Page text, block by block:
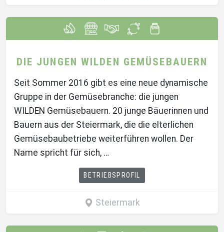
DIE JUNGEN WILDEN GEMÜSEBAUERN
Seit Sommer 2016 gibt es eine neue dynamische
Gruppe in der Gemüsebranche: die jungen
WILDEN Gemüsebauern. 20 junge Bäuerinnen und
Bauern aus der Steiermark, die die elterlichen
Gemüsebaubetriebe weiterführen wollen. Der
Name spricht für sich, …
BETRIEBSPROFIL
Steiermark